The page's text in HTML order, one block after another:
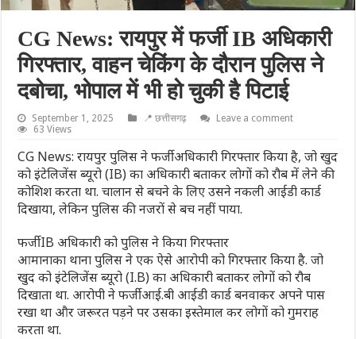
CG News: रायपुर में फर्जी IB अधिकारी
गिरफ्तार, वाहन चेकिंग के दौरान पुलिस ने
दबोचा, भोपाल में भी हो चुकी है पिटाई
September 1, 2025 📍 छत्तीसगढ़
Leave a comment
63 Views
CG News: रायपुर पुलिस ने फर्जी अधिकारी गिरफ्तार किया है, जो खुद
को इंटेलिजेंस ब्यूरो (IB) का अधिकारी बताकर लोगों को रौब में लेने की
कोशिश करता था. चालान से बचने के लिए उसने नकली आईडी कार्ड
दिखाया, लेकिन पुलिस की नजरों से बच नहीं पाया.
फर्जी IB अधिकारी को पुलिस ने किया गिरफ्तार
आमानाका थाना पुलिस ने एक ऐसे आरोपी को गिरफ्तार किया है. जो
खुद को इंटेलिजेंस ब्यूरो (I.B) का अधिकारी बताकर लोगों को रौब
दिखाता था. आरोपी ने फर्जी आई.बी आईडी कार्ड बनवाकर अपने पास
रखा था और जरूरत पड़ने पर उसका इस्तेमाल कर लोगों को गुमराह
करता था.